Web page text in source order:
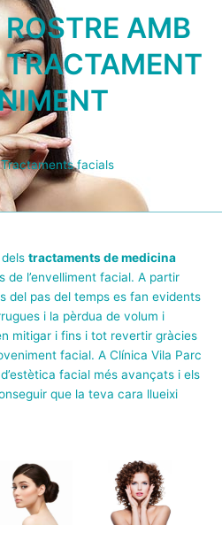
AMB
TRACTAMENT
Tractaments facials
tractaments de medicina
de l’envelliment facial. A partir
del pas del temps es fan evidents
i la pèrdua de volum i
mitigar i fins i tot revertir gràcies
facial. A Clínica Vila Parc
facial més avançats i els
que la teva cara llueixi